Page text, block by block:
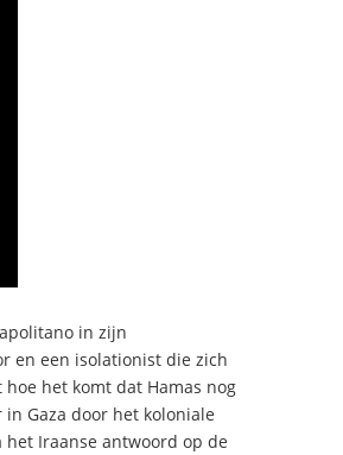
in zijn
en een isolationist die zich
het komt dat Hamas nog
Gaza door het koloniale
Iraanse antwoord op de